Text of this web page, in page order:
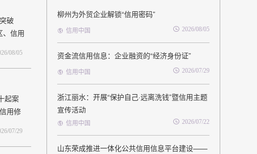
破
、信用
目落
08/05
起案
用修
07/29
柳州为外贸企业解锁“信用密码”
信用中国 2026/08/05
资金流信用信息：企业融资的“经济身份证”
信用中国 2026/07/29
浙江丽水：开展“保护自己·远离洗钱”暨信用主题
宣传活动
信用中国 2026/07/22
山东荣成推进一体化公共信用信息平台建设——